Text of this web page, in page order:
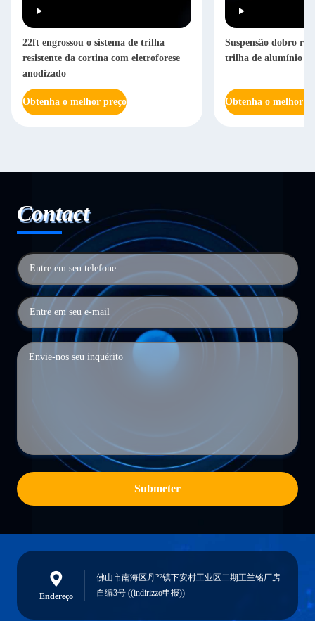
22ft engrossou o sistema de trilha
resistente da cortina com eletroforese
anodizado
Obtenha o melhor preço
Suspensão dobro
trilha de alumínio
Obtenha o melhor
Contact
Submeter
Endereço
佛山市南海区丹??镇下安村工业区二期王兰铭厂房
自编3号 ((indirizzo申报))